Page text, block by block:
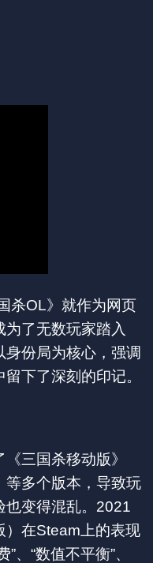
杀OL》就作为网页
了无数玩家踏入
身份局为核心，强调
下了深刻的印记。
三国杀移动版》
等多个版本，导致玩
也变得混乱。2021
）在Steam上的表现
、“数值不平衡”、